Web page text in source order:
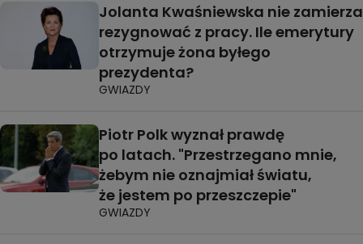
Jolanta Kwaśniewska nie zamierza
rezygnować z pracy. Ile emerytury
otrzymuje żona byłego
prezydenta?
GWIAZDY
Piotr Polk wyznał prawdę
po latach. "Przestrzegano mnie,
żebym nie oznajmiał światu,
że jestem po przeszczepie"
GWIAZDY